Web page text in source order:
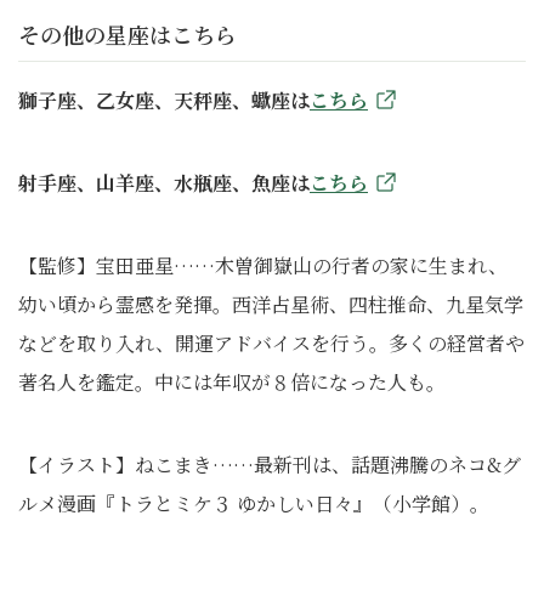
その他の星座はこちら
獅子座、乙女座、天秤座、蠍座はこちら
射手座、山羊座、水瓶座、魚座はこちら
【監修】宝田亜星……木曽御嶽山の行者の家に生まれ、
幼い頃から霊感を発揮。西洋占星術、四柱推命、九星気学
などを取り入れ、開運アドバイスを行う。多くの経営者や
著名人を鑑定。中には年収が８倍になった人も。
【イラスト】ねこまき……最新刊は、話題沸騰のネコ&グ
ルメ漫画『トラとミケ３ ゆかしい日々』（小学館）。